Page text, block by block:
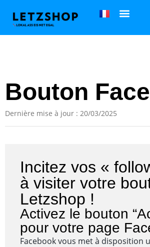
Bouton
Dernière mise à jour : 20/03/2025
Incitez vos «
à visiter votre
Letzshop !
Activez le bouton
pour votre page
Facebook vous met à disposition